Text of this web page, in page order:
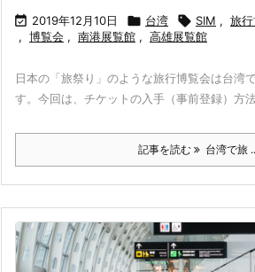
 2019年12月10日  台湾  SIM , 旅
, 博覧会 , 南港展覧館 , 高雄展覧館
日本の「旅祭り」のような旅行博覧会は台湾
す。今回は、チケットの入手（事前登録）方
記事を読む 台湾で旅